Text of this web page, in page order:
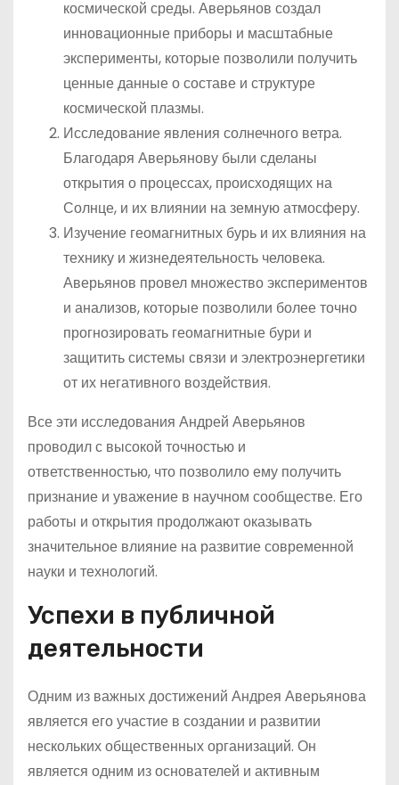
космической среды. Аверьянов создал
инновационные приборы и масштабные
эксперименты, которые позволили получить
ценные данные о составе и структуре
космической плазмы.
Исследование явления солнечного ветра.
Благодаря Аверьянову были сделаны
открытия о процессах, происходящих на
Солнце, и их влиянии на земную атмосферу.
Изучение геомагнитных бурь и их влияния на
технику и жизнедеятельность человека.
Аверьянов провел множество экспериментов
и анализов, которые позволили более точно
прогнозировать геомагнитные бури и
защитить системы связи и электроэнергетики
от их негативного воздействия.
Все эти исследования Андрей Аверьянов
проводил с высокой точностью и
ответственностью, что позволило ему получить
признание и уважение в научном сообществе. Его
работы и открытия продолжают оказывать
значительное влияние на развитие современной
науки и технологий.
Успехи в публичной
деятельности
Одним из важных достижений Андрея Аверьянова
является его участие в создании и развитии
нескольких общественных организаций. Он
является одним из основателей и активным